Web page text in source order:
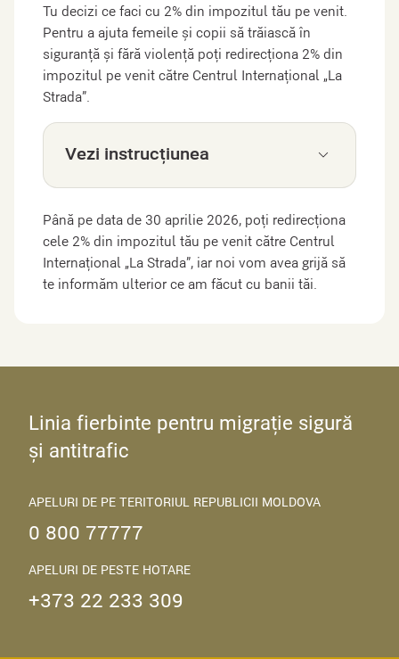
Tu decizi ce faci cu 2% din impozitul tău pe venit.
Pentru a ajuta femeile și copii să trăiască în
siguranță și fără violență poți redirecționa 2% din
impozitul pe venit către Centrul Internațional „La
Strada”.
Vezi instrucțiunea
Până pe data de 30 aprilie 2026, poți redirecționa
cele 2% din impozitul tău pe venit către Centrul
Internațional „La Strada”, iar noi vom avea grijă să
te informăm ulterior ce am făcut cu banii tăi.
Linia fierbinte pentru migrație sigură
și antitrafic
APELURI DE PE TERITORIUL REPUBLICII MOLDOVA
0 800 77777
APELURI DE PESTE HOTARE
+373 22 233 309